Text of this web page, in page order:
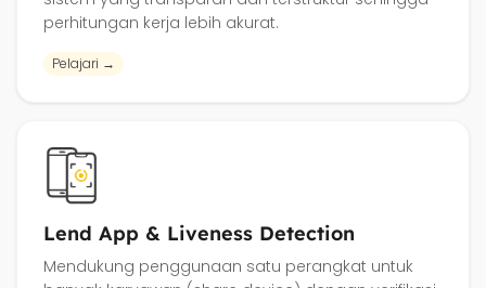
perhitungan kerja lebih akurat.
Pelajari →
Lend App & Liveness Detection
Mendukung penggunaan satu perangkat untuk